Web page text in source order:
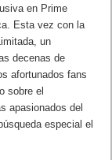
en Prime
Esta vez con la
un
decenas de
afortunados fans
sobre el
apasionados del
especial el